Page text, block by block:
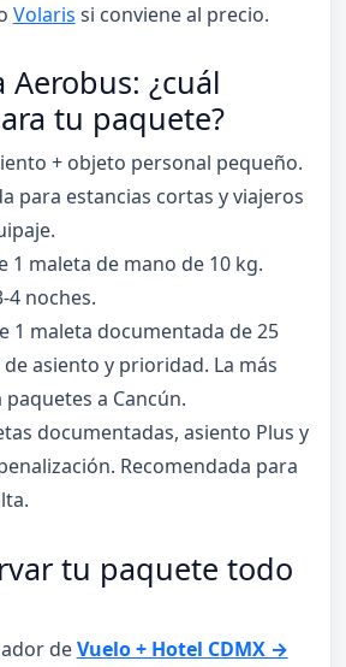
Volaris si conviene al precio.
Aerobus: ¿cuál
tu paquete?
+ objeto personal pequeño.
para estancias cortas y viajeros
1 maleta de mano de 10 kg.
4 noches.
1 maleta documentada de 25
asiento y prioridad. La más
a Cancún.
documentadas, asiento Plus y
Recomendada para
tu paquete todo
deVuelo + Hotel CDMX →